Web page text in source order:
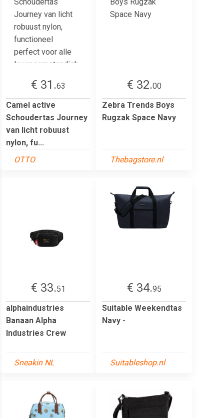
€ 31.63
Camel active
Schoudertas Journey
van licht robuust
nylon, fu...
OTTO
€ 32.00
Zebra Trends Boys
Rugzak Space Navy
Thebagstore.nl
€ 33.51
alphaindustries
Banaan Alpha
Industries Crew
Sneakin NL
€ 34.95
Suitable Weekendtas
Navy -
Suitableshop.nl